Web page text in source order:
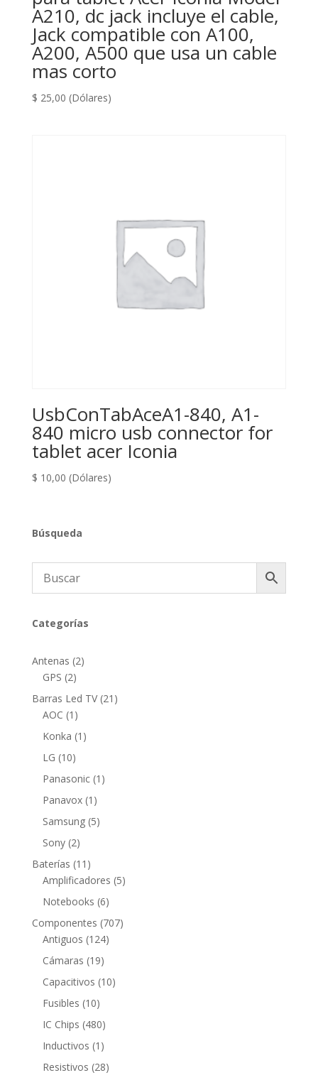
A210, dc jack incluye el cable,
Jack compatible con A100,
A200, A500 que usa un cable
mas corto
$ 25,00 (Dólares)
UsbConTabAceA1-840, A1-
840 micro usb connector for
tablet acer Iconia
$ 10,00 (Dólares)
Búsqueda
Categorías
Antenas 22
GPS 22
productos
Barras Led TV 21 21
AOC 1 1
producto
Konka 1 1
LG 1010
productos
Panasonic 1 1
Panavox 1 1
producto
Samsung 55
Sony 22
productos
Baterías 11 11
productos
Amplificadores 55
Notebooks 66
productos
Componentes 707707
Antiguos 124124
Cámaras 1919
productos
Capacitivos 1010
Fusibles 1010
productos
IC Chips 480480
productos
Inductivos 1 1
producto
Resistivos 2828